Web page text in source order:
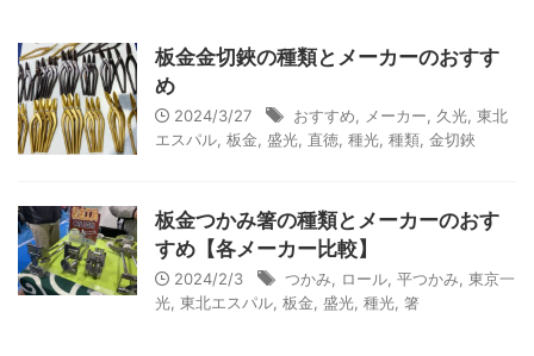
板金金切鋏の種類とメーカーのおすす
め
2024/3/27 おすすめ メーカー 久光 東北
エスパル 板金 盛光 直徳 種光 種類 金切鋏
板金つかみ箸の種類とメーカーのおす
すめ【各メーカー比較】
2024/2/3 つかみ ロール 平つかみ 東京一
光 東北エスパル 板金 盛光 種光 箸